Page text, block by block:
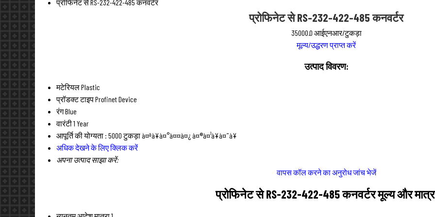
प्रोफिनेट से RS-232-422-485 कनवर्टर
प्रोफिनेट से RS-232-422-485 कनवर्टर
35000.0 आईएनआर/टुकड़ा
मूल्य/उद्धरण प्राप्त करें
उत्पाद विवरण:
मटेरियलPlastic
प्रॉडक्ट टाइपProfinet Device
रंगBlue
वारंटी1 Year
आपूर्ति की योग्यता : 5000 टुकड़ा à¤ªà¥à¤°à¤¤à¤¿ à¤®à¤¹à¥à¤¨à¥
अधिक देखने के लिए क्लिक करें
अपना उत्पाद साझा करें:
वापस कॉल करने का अनुरोधजांच भेजें
प्रोफिनेट से RS-232-422-485 कनवर्टर मूल्य और